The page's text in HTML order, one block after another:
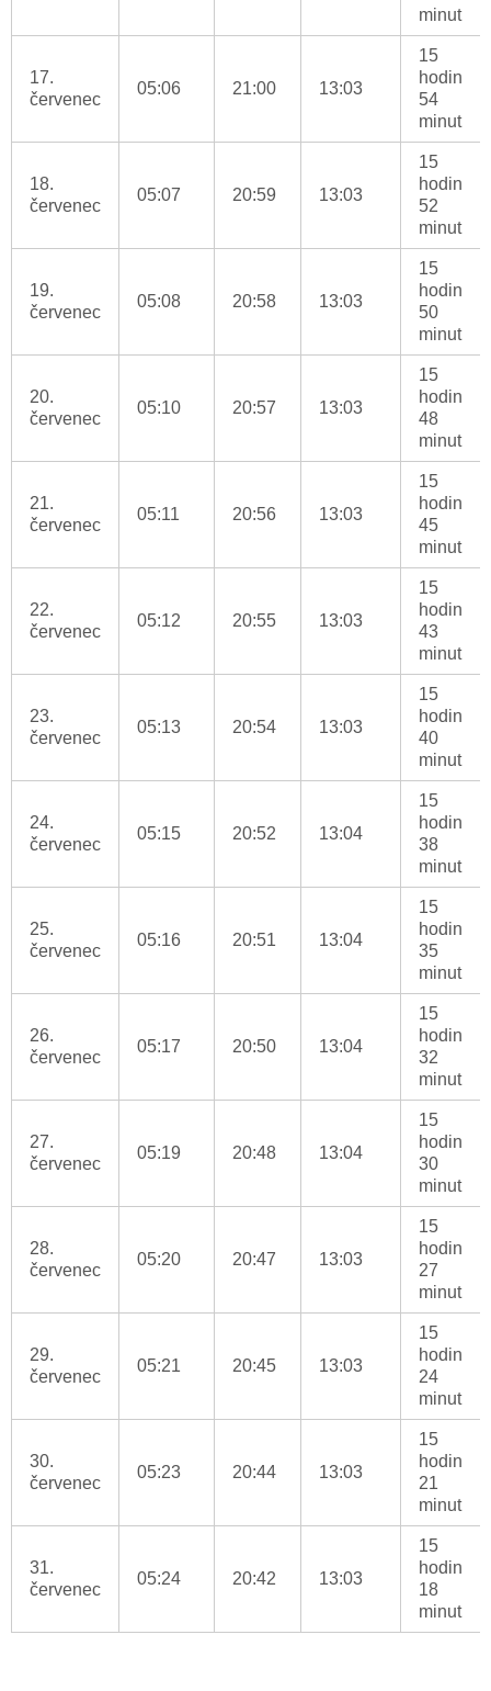
minut
17.
červenec
05:06 21:00 13:03
15
hodin
54
minut
18.
červenec
05:07 20:59 13:03
15
hodin
52
minut
19.
červenec
05:08 20:58 13:03
15
hodin
50
minut
20.
červenec
05:10 20:57 13:03
15
hodin
48
minut
21.
červenec
05:11 20:56 13:03
15
hodin
45
minut
22.
červenec
05:12 20:55 13:03
15
hodin
43
minut
23.
červenec
05:13 20:54 13:03
15
hodin
40
minut
24.
červenec
05:15 20:52 13:04
15
hodin
38
minut
25.
červenec
05:16 20:51 13:04
15
hodin
35
minut
26.
červenec
05:17 20:50 13:04
15
hodin
32
minut
27.
červenec
05:19 20:48 13:04
15
hodin
30
minut
28.
červenec
05:20 20:47 13:03
15
hodin
27
minut
29.
červenec
05:21 20:45 13:03
15
hodin
24
minut
30.
červenec
05:23 20:44 13:03
15
hodin
21
minut
31.
červenec
05:24 20:42 13:03
15
hodin
18
minut